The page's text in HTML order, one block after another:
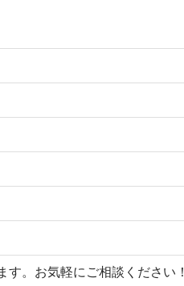
。お気軽にご相談ください！